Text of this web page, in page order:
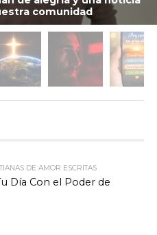
comunidad
DE AMOR ESCRITAS
Día Con el Poder de